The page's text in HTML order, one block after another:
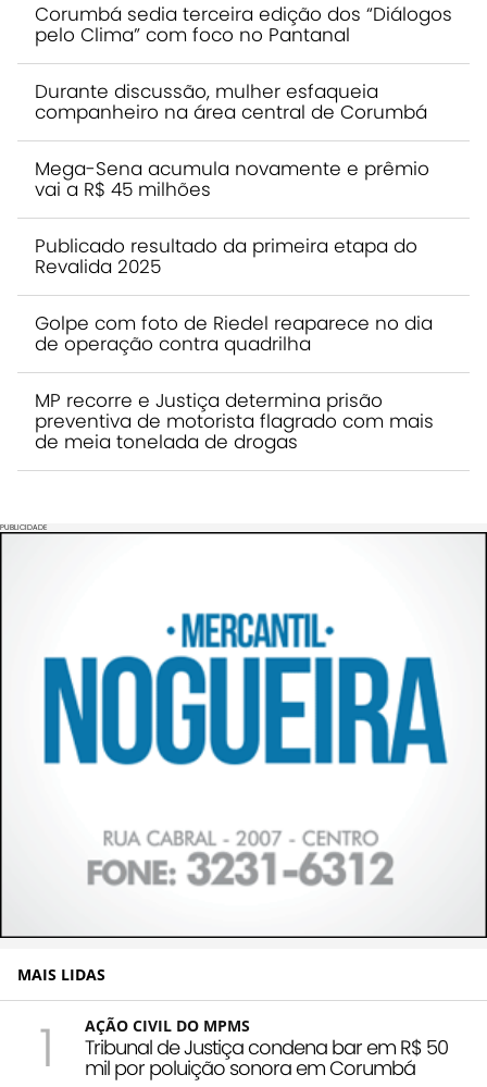
Corumbá sedia terceira edição dos “Diálogos
pelo Clima” com foco no Pantanal
Durante discussão, mulher esfaqueia
companheiro na área central de Corumbá
Mega-Sena acumula novamente e prêmio
vai a R$ 45 milhões
Publicado resultado da primeira etapa do
Revalida 2025
Golpe com foto de Riedel reaparece no dia
de operação contra quadrilha
MP recorre e Justiça determina prisão
preventiva de motorista flagrado com mais
de meia tonelada de drogas
PUBLICIDADE
MAIS LIDAS
1 AÇÃO CIVIL DO MPMS
Tribunal de Justiça condena bar em R$ 50
mil por poluição sonora em Corumbá